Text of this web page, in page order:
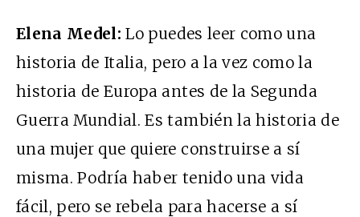
Elena Medel: Lo puedes leer como una
historia de Italia, pero a la vez como la
historia de Europa antes de la Segunda
Guerra Mundial. Es también la historia de
una mujer que quiere construirse a sí
misma. Podría haber tenido una vida
fácil, pero se rebela para hacerse a sí